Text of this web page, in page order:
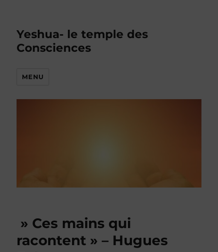
Yeshua- le temple des
Consciences
MENU
» Ces mains qui
racontent » – Hugues